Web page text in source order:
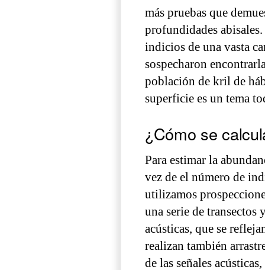
más pruebas que
profundidades
indicios de una vasta
sospecharon
población de kril de
superficie es un tema
¿Cómo se
Para estimar la
vez de el número de
utilizamos
una serie de transectos
acústicas, que se
realizan también
de las señales